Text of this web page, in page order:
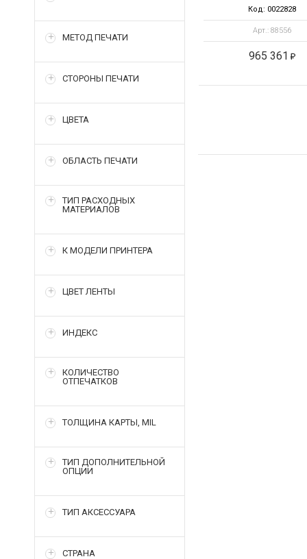
МЕТОД ПЕЧАТИ
СТОРОНЫ ПЕЧАТИ
ЦВЕТА
ОБЛАСТЬ ПЕЧАТИ
ТИП РАСХОДНЫХ
МАТЕРИАЛОВ
К МОДЕЛИ ПРИНТЕРА
ЦВЕТ ЛЕНТЫ
ИНДЕКС
КОЛИЧЕСТВО
ОТПЕЧАТКОВ
ТОЛЩИНА КАРТЫ, MIL
ТИП ДОПОЛНИТЕЛЬНОЙ
ОПЦИИ
ТИП АКСЕССУАРА
СТРАНА
Код: 0022828
Арт.: 88556
965 361